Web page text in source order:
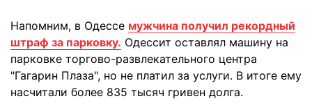
Напомним, в Одессе мужчина получил рекордный
штраф за парковку. Одессит оставлял машину на
парковке торгово-развлекательного центра
"Гагарин Плаза", но не платил за услуги. В итоге ему
насчитали более 835 тысяч гривен долга.